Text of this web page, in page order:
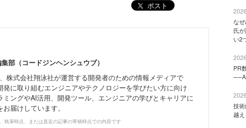
ポスト
部（コードジンヘンシュウブ）
株式会社翔泳社が運営する開発者のための情報メディアで
発に取り組むエンジニアやテクノロジーを学びたい方に向け
ミングやAI活用、開発ツール、エンジニアの学びとキャリアに
届けしています。
執筆時点、または直近の記事の寄稿時点での内容です
な
氏
い2
PR
技
越